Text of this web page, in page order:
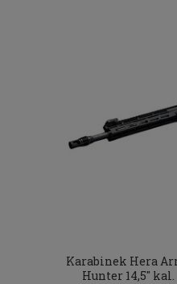
Karabinek Hera
Hunter 14,5" kal.